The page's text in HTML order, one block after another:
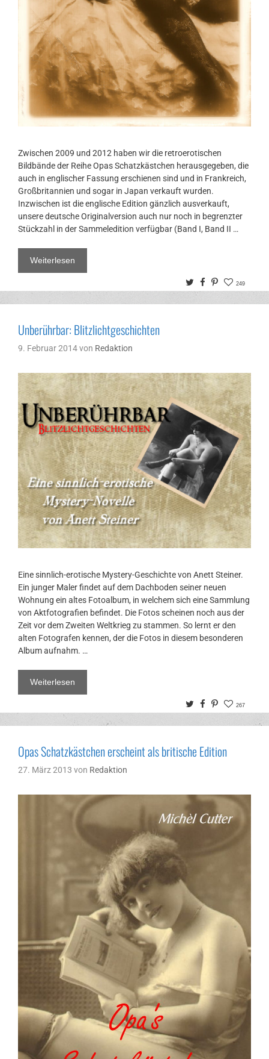
Zwischen 2009 und 2012 haben wir die retroerotischen
Bildbände der Reihe Opas Schatzkästchen herausgegeben, die
auch in englischer Fassung erschienen sind und in Frankreich,
Großbritannien und sogar in Japan verkauft wurden.
Inzwischen ist die englische Edition gänzlich ausverkauft,
unsere deutsche Originalversion auch nur noch in begrenzter
Stückzahl in der Sammeledition verfügbar (Band I, Band II …
Weiterlesen
TwitterFacebook
Pinterest
249
Unberührbar: Blitzlichtgeschichten
9. Februar 2014von Redaktion
Eine sinnlich-erotische Mystery-Geschichte von Anett Steiner.
Ein junger Maler findet auf dem Dachboden seiner neuen
Wohnung ein altes Fotoalbum, in welchem sich eine Sammlung
von Aktfotografien befindet. Die Fotos scheinen noch aus der
Zeit vor dem Zweiten Weltkrieg zu stammen. So lernt er den
alten Fotografen kennen, der die Fotos in diesem besonderen
Album aufnahm. …
Weiterlesen
TwitterFacebook
Pinterest
267
Opas Schatzkästchen erscheint als britische Edition
27. März 2013 von Redaktion